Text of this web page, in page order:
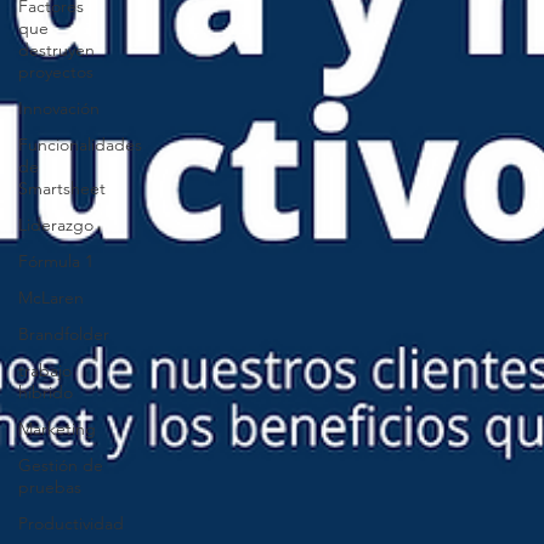
Factores
que
destruyen
proyectos
Innovación
Funcionalidades
de
Smartsheet
Liderazgo
Fórmula 1
McLaren
Brandfolder
trabajo
híbrido
Marketing
Gestión de
pruebas
Productividad